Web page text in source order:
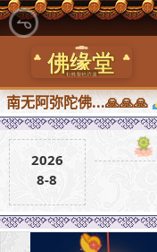
无阿弥陀佛...🙏🙏🙏
2026
8-8